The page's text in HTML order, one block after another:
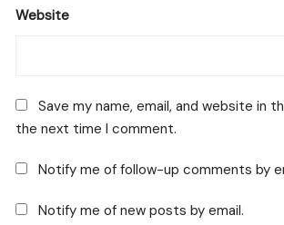
Website
Save my name, email, and website in
the next time I comment.
Notify me of follow-up comments by
Notify me of new posts by email.